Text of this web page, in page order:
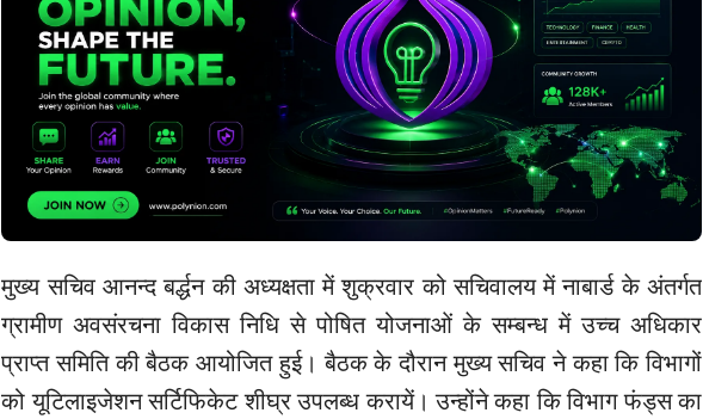
मुख्य सचिव आनन्द बर्द्धन की अध्यक्षता में शुक्रवार को सचिवालय में नाबार्ड के अंतर्गत
ग्रामीण अवसंरचना विकास निधि से पोषित योजनाओं के सम्बन्ध में उच्च अधिकार
प्राप्त समिति की बैठक आयोजित हुई। बैठक के दौरान मुख्य सचिव ने कहा कि विभागों
को यूटिलाइजेशन सर्टिफिकेट शीघ्र उपलब्ध करायें। उन्होंने कहा कि विभाग फंड्स का